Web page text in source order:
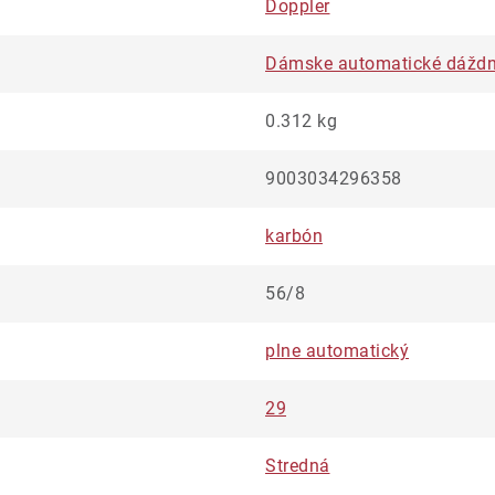
Doppler
Dámske automatické
0.312 kg
9003034296358
karbón
56/8
plne automatický
29
Stredná